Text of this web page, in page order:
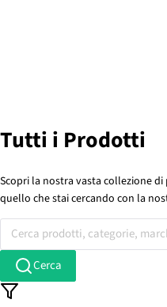
Tutti i Prodotti
Scopri la nostra vasta collezione
quello che stai cercando con la
Cerca prodotti, categorie,
Cerca